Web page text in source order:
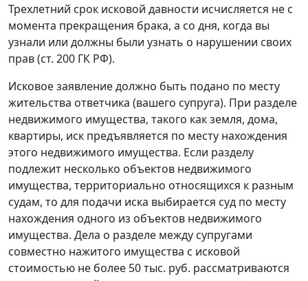
Трехлетний срок исковой давности исчисляется не с
момента прекращения брака, а со дня, когда вы
узнали или должны были узнать о нарушении своих
прав (ст. 200 ГК РФ).
Исковое заявление должно быть подано по месту
жительства ответчика (вашего супруга). При разделе
недвижимого имущества, такого как земля, дома,
квартиры, иск предъявляется по месту нахождения
этого недвижимого имущества. Если разделу
подлежит несколько объектов недвижимого
имущества, территориально относящихся к разным
судам, то для подачи иска выбирается суд по месту
нахождения одного из объектов недвижимого
имущества. Дела о разделе между супругами
совместно нажитого имущества с исковой
стоимостью не более 50 тыс. руб. рассматриваются